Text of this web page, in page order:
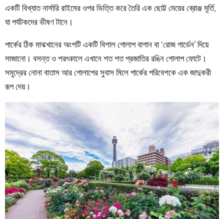
একটি বিখ্যাত নার্সারি রাইমের ওপর ভিত্তি করে তৈরি এক ছোট্ট মেয়ের ব্রোঞ্জ মূর্তি,
যা পর্যটকদের ভীষণ টানে।
পার্কের ঠিক মাঝখানের অংশটি একটি বিশাল গোলাপ বাগান বা ‘রোজ গার্ডেন’ দিয়ে
সাজানো। বসন্ত ও শরৎকালে এখানে শত শত প্রজাতির রঙিন গোলাপ ফোটে।
সমুদ্রের নোনা বাতাস আর গোলাপের সুবাস মিলে পার্কের পরিবেশকে এক জাদুকরী
রূপ দেয়।